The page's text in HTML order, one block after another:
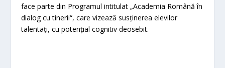
face parte din Programul intitulat „Academia Română în
dialog cu tinerii“, care vizează susținerea elevilor
talentați, cu potențial cognitiv deosebit.